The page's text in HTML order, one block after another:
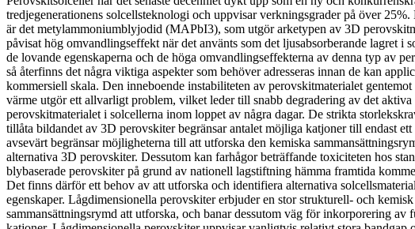
tredjegenerationens solcellsteknologi och uppvisar verkningsgrader på över 25%.
är det metylammoniumblyjodid (MAPbI3), som utgör arketypen av 3D
påvisat hög omvandlingseffekt när det använts som det ljusabsorberande lagret i
de lovande egenskaperna och de höga omvandlingseffekterna av denna typ av
så återfinns det några viktiga aspekter som behöver adresseras innan de kan
kommersiell skala. Den inneboende instabiliteten av perovskitmaterialet
värme utgör ett allvarligt problem, vilket leder till snabb degradering av det aktiva
perovskitmaterialet i solcellerna inom loppet av några dagar. De strikta
tillåta bildandet av 3D perovskiter begränsar antalet möjliga katjoner till endast
avsevärt begränsar möjligheterna till att utforska den kemiska
alternativa 3D perovskiter. Dessutom kan farhågor beträffande toxiciteten hos
blybaserade perovskiter på grund av nationell lagstiftning hämma framtida
Det finns därför ett behov av att utforska och identifiera alternativa
egenskaper. Lågdimensionella perovskiter erbjuder en stor strukturell- och kemisk
sammansättningsrymd att utforska, och banar dessutom väg för inkorporering av